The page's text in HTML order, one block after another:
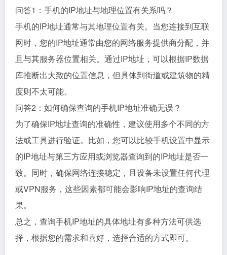
问答1：手机的IP地址与地理位置有关系吗？
手机的IP地址通常与其地理位置有关。当您连接到互联
网时，您的IP地址通常由您的网络服务提供商分配，并
且与其服务器位置相关。通过IP地址，可以根据IP数据
库推断出大致的位置信息，但具体到街道或建筑物的精
度则不太可能。
问答2：如何确保查询的手机IP地址准确无误？
为了确保IP地址查询的准确性，建议使用多个不同的方
法或工具进行验证。比如，您可以比较手机设置中显示
的IP地址与第三方应用或浏览器查询到的IP地址是否一
致。同时，确保网络连接稳定，且设备未设置任何代理
或VPN服务，这些因素都可能会影响IP地址的查询结
果。
总之，查询手机IP地址的具体地址有多种方法可供选
择，根据您的需求和喜好，选择合适的方式即可。